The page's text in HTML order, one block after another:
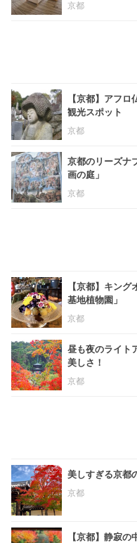
京都
【京都】アフ
観光スポット
京都
京都のリーズナ
画の庭」
京都
【京都】キン
基地植物園」
京都
昼も夜のライト
美しさ！
京都
美しすぎる京都
京都
【京都】静寂